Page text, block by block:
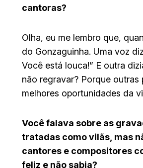
cantoras?
Olha, eu me lembro que,
do Gonzaguinha. Uma voz
Você está louca!” E outra
não regravar? Porque
melhores oportunidades da
Você falava sobre as
tratadas como vilãs, mas
cantores e compositores
feliz e não sabia?